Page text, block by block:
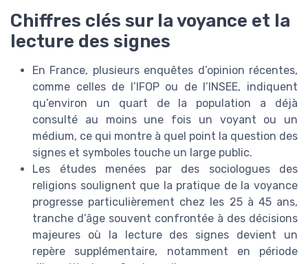
Chiffres clés sur la voyance et la
lecture des signes
En France, plusieurs enquêtes d’opinion récentes,
comme celles de l’IFOP ou de l’INSEE, indiquent
qu’environ un quart de la population a déjà
consulté au moins une fois un voyant ou un
médium, ce qui montre à quel point la question des
signes et symboles touche un large public.
Les études menées par des sociologues des
religions soulignent que la pratique de la voyance
progresse particulièrement chez les 25 à 45 ans,
tranche d’âge souvent confrontée à des décisions
majeures où la lecture des signes devient un
repère supplémentaire, notamment en période